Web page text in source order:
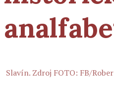
Slavín. Zdroj FOTO: FB/